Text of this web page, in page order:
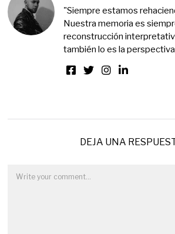
"Siempre estamos
Nuestra memoria es
reconstrucción
también lo es la
DEJA UNA